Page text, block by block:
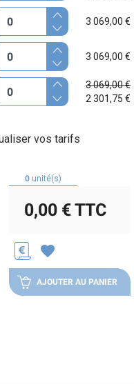
3 069,00 €
3 069,00 €
3 069,00 €
2 301,75 €
vos tarifs
0 unité(s)
0,00 €TTC
favorite
AJOUTER AU PANIER